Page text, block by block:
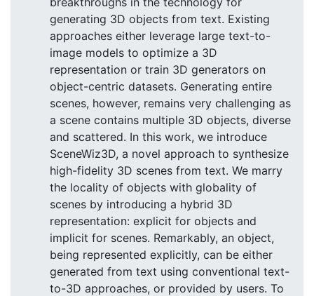
generating 3D objects from text. Existing
approaches either leverage large text-to-
image models to optimize a 3D
representation or train 3D generators on
object-centric datasets. Generating entire
scenes, however, remains very challenging as
a scene contains multiple 3D objects, diverse
and scattered. In this work, we introduce
SceneWiz3D, a novel approach to synthesize
high-fidelity 3D scenes from text. We marry
the locality of objects with globality of
scenes by introducing a hybrid 3D
representation: explicit for objects and
implicit for scenes. Remarkably, an object,
being represented explicitly, can be either
generated from text using conventional text-
to-3D approaches, or provided by users. To